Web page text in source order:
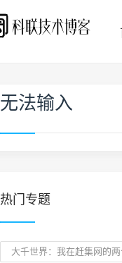
无法输入
热门专题
大千世界：我在赶集网的两